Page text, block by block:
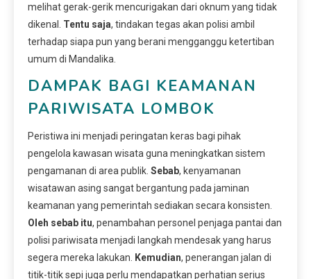
melihat gerak-gerik mencurigakan dari oknum yang tidak
dikenal. Tentu saja, tindakan tegas akan polisi ambil
terhadap siapa pun yang berani mengganggu ketertiban
umum di Mandalika.
DAMPAK BAGI KEAMANAN
PARIWISATA LOMBOK
Peristiwa ini menjadi peringatan keras bagi pihak
pengelola kawasan wisata guna meningkatkan sistem
pengamanan di area publik. Sebab, kenyamanan
wisatawan asing sangat bergantung pada jaminan
keamanan yang pemerintah sediakan secara konsisten.
Oleh sebab itu, penambahan personel penjaga pantai dan
polisi pariwisata menjadi langkah mendesak yang harus
segera mereka lakukan.
Kemudian, penerangan jalan di
titik-titik sepi juga perlu mendapatkan perhatian serius